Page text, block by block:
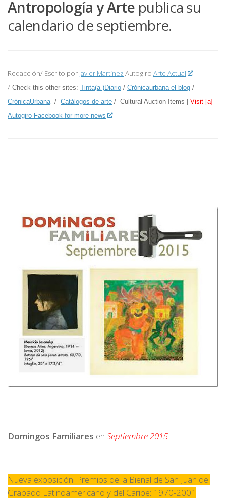
Antropología y Arte publica su
calendario de septiembre.
Redacción/ Escrito por Javier Martínez Autogiro Arte Actual
/ Check this other sites: Tinta(a )Diario / Crónicaurbana el blog /
CrónicaUrbana / Catálogos de arte / Cultural Auction Items | Visit [a]
Autogiro Facebook for more news
Domingos Familiares en Septiembre 2015
Nueva exposición: Premios de la Bienal de San Juan del
Grabado Latinoamericano y del Caribe: 1970-2001